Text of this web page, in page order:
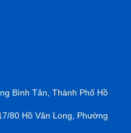
Bình Tân, Thành Phố Hồ
80 Hồ Văn Long, Phường